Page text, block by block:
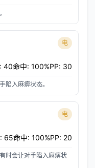
电
40命中: 100%PP: 30
陷入麻痹状态。
电
65命中: 100%PP: 20
时会让对手陷入麻痹状